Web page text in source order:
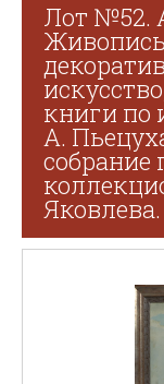
Лот №52.
книги по
А.
собрание
Яковлева.